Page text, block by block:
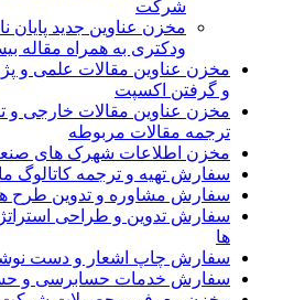
شرکت
مخزن عناوین جدید پایان
ودکتری به همراه مقاله
و گرفتن اکسپت
مخزن عناوین مقالات خارجی و
ترجمه مقالات مربوطه
مخزن اطلاعات شهرک های
سفارش تهیه و ترجمه کاتالوگ
سفارش مشاوره و تدوین طرح
سفارش تدوین و طراحی
ها
سفارش چاپ اشعار و دست
سفارش خدمات حسابرسی و